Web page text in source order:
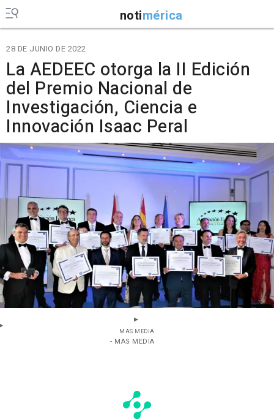
notimérica
28 DE JUNIO DE 2022
La AEDEEC otorga la II Edición
del Premio Nacional de
Investigación, Ciencia e
Innovación Isaac Peral
MAS MEDIA
- MAS MEDIA